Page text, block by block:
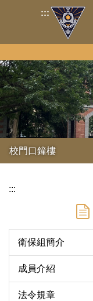
內
容
區
:::
校門口鐘樓
:::
衛保組簡介
成員介紹
法令規章